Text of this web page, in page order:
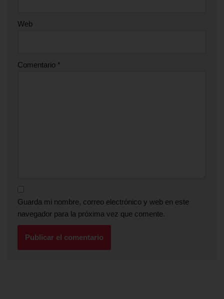
Web
Comentario *
Guarda mi nombre, correo electrónico y web en este
navegador para la próxima vez que comente.